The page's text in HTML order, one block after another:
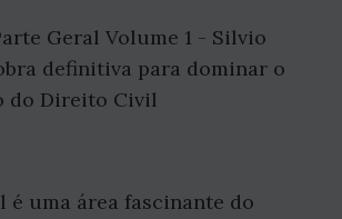
Geral Volume 1 - Silvio
definitiva para dominar o
do Direito Civil
uma área fascinante do